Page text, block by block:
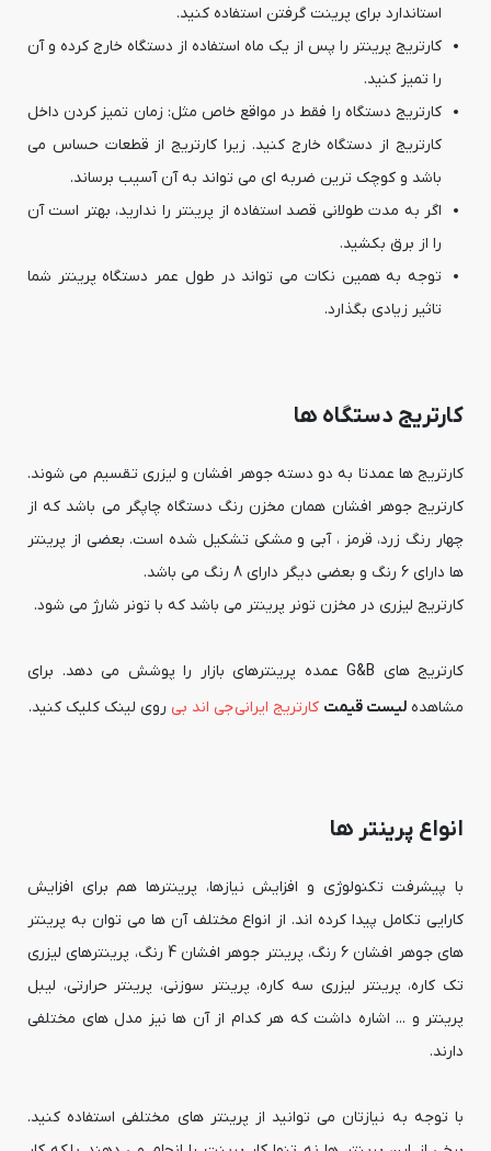
استاندارد برای پرینت گرفتن استفاده کنید.
کارتریج پرینتر را پس از یک ماه استفاده از دستگاه خارج کرده و آن
را تمیز کنید.
کارتریج دستگاه را فقط در مواقع خاص مثل: زمان تمیز کردن داخل
کارتریج از دستگاه خارج کنید. زیرا کارتریج از قطعات حساس می
باشد و کوچک ترین ضربه ای می تواند به آن آسیب برساند.
اگر به مدت طولانی قصد استفاده از پرینتر را ندارید، بهتر است آن
را از برق بکشید.
توجه به همین نکات می تواند در طول عمر دستگاه پرینتر شما
تاثیر زیادی بگذارد.
کارتریج دستگاه ها
کارتریج ها عمدتا به دو دسته جوهر افشان و لیزری تقسیم می شوند.
کارتریج جوهر افشان همان مخزن رنگ دستگاه چاپگر می باشد که از
چهار رنگ زرد، قرمز ، آبی و مشکی تشکیل شده است. بعضی از پرینتر
ها دارای 6 رنگ و بعضی دیگر دارای 8 رنگ می باشد.
کارتریج لیزری در مخزن تونر پرینتر می باشد که با تونر شارژ می شود.
کارتریج های G&B عمده پرینترهای بازار را پوشش می دهد. برای
مشاهده لیست قیمت کارتریج ایرانی جی اند بی روی لینک کلیک کنید.
انواع پرینتر ها
با پیشرفت تکنولوژی و افزایش نیازها، پرینترها هم برای افزایش
کارایی تکامل پیدا کرده اند. از انواع مختلف آن ها می توان به پرینتر
های جوهر افشان 6 رنگ، پرینتر جوهر افشان 4 رنگ، پرینترهای لیزری
تک کاره، پرینتر لیزری سه کاره، پرینتر سوزنی، پرینتر حرارتی، لیبل
پرینتر و ... اشاره داشت که هر کدام از آن ها نیز مدل های مختلفی
دارند.
با توجه به نیازتان می توانید از پرینتر های مختلفی استفاده کنید.